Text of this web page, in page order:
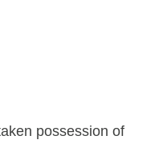
possession of